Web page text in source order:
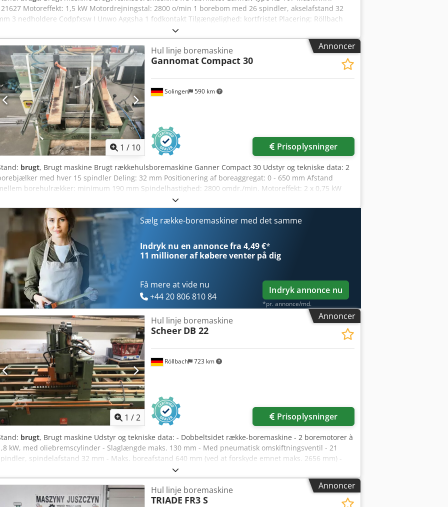
Motoreffekt: 1,5 kW Motordrejningstal: 2800 o/min 1 borebom med 26 spindler, akselafstand 32
3 nedholdere Codpfxsw I Unwo Aggsha 1 fodkontakt Tilgængelighed: kortfristet Placering: Röllbach
Annoncer
1 / 10
Solingen 590 km
Hul linje boremaskine
Gannomat Compact 30
Prisoplysninger
brugt, Brugt maskine Brugt rækkehulsboremaskine Ganner Compact 30 Udstyr og tekniske data: 2
med hver 15 spindler Deling: 32 mm Positionering af boreaggregat: 0 - 650 mm Afstand
borehulrækker: minimum 190 mm Spindelhastighed: 2800 omdr./min. Motoreffekt: 2 x 0,75 kW
Maks. indspændingshøjde for emner: 70 mm Arbejds­højde: 850 mm Tryklufttilslutning: 6 bar
efter aftale Chsdpfx Agjzk Nwdegja Placering: Solingen
Sælg række-boremaskiner med det samme
Indryk nu en annonce fra 4,49 €*
11 millioner af købereventer på dig
Få mere at vide nu
+44 20 806 810 84
Indryk annonce nu
*pr. annonce/md.
Annoncer
1 /2
Röllbach 723 km
Hul linje boremaskine
Scheer DB 22
Prisoplysninger
brugt, Brugt maskine Udstyr og tekniske data: - Dobbeltsidet række-boremaskine - 2 boremotorer à
kW, med oliebremscylinder - Slaglængde maks. 130 mm - Med pneumatisk omskiftningsventil - 21
spindelafstand 32 mm - Maks. boreafstand 640 mm (ved at forskyde emnet maks. 2656 mm) -
Portalpassage 850 mm - Luftforbrug ved 5 bar ca. 11 l pr. cyklus - Udsugningsstuds 160 mm Mål: ca. 3100
1100 x 1800 mm Vægt: ca. 350 kg Tilgængelighed: straks Lagersted: 63934 Röllbach Chsdpfjzk Nrbex
Annoncer
Hul linje boremaskine
TRIADE FR3 S